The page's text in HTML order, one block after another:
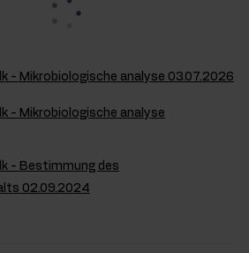
- Mikrobiologische analyse 03.07.2026
- Mikrobiologische analyse
- Bestimmung des
02.09.2024